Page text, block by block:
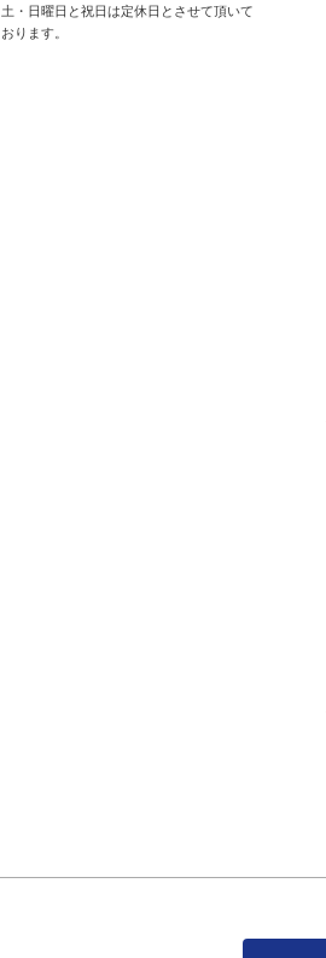
土・日曜日と祝日は定休日とさせて頂いて
おります。